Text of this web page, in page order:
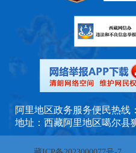
阿里地区政务服务便民热线
地址：西藏阿里地区噶尔县